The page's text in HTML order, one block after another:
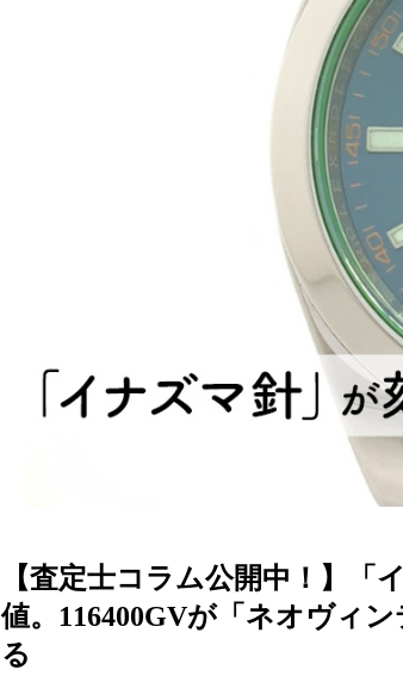
【査定士コラム公開中！】「
値。116400GVが「ネオヴィ
る